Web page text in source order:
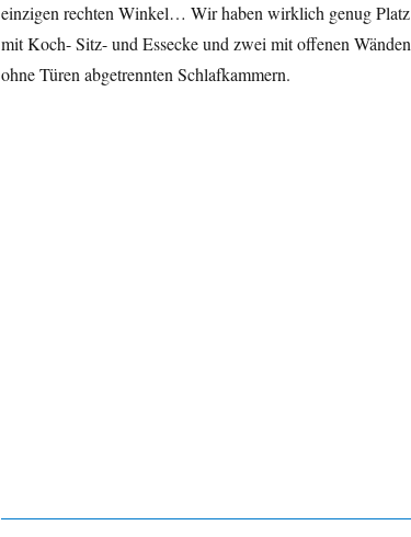
einzigen rechten Winkel… Wir haben wirklich genug Platz
mit Koch- Sitz- und Essecke und zwei mit offenen Wänden
ohne Türen abgetrennten Schlafkammern.